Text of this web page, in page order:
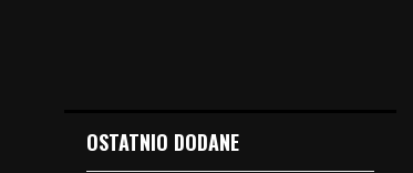
OSTATNIO DODANE